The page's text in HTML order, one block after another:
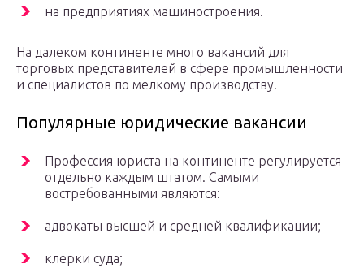
на предприятиях машиностроения.
На далеком континенте много вакансий для
торговых представителей в сфере промышленности
и специалистов по мелкому производству.
Популярные юридические вакансии
Профессия юриста на континенте регулируется
отдельно каждым штатом. Самыми
востребованными являются:
адвокаты высшей и средней квалификации;
клерки суда;